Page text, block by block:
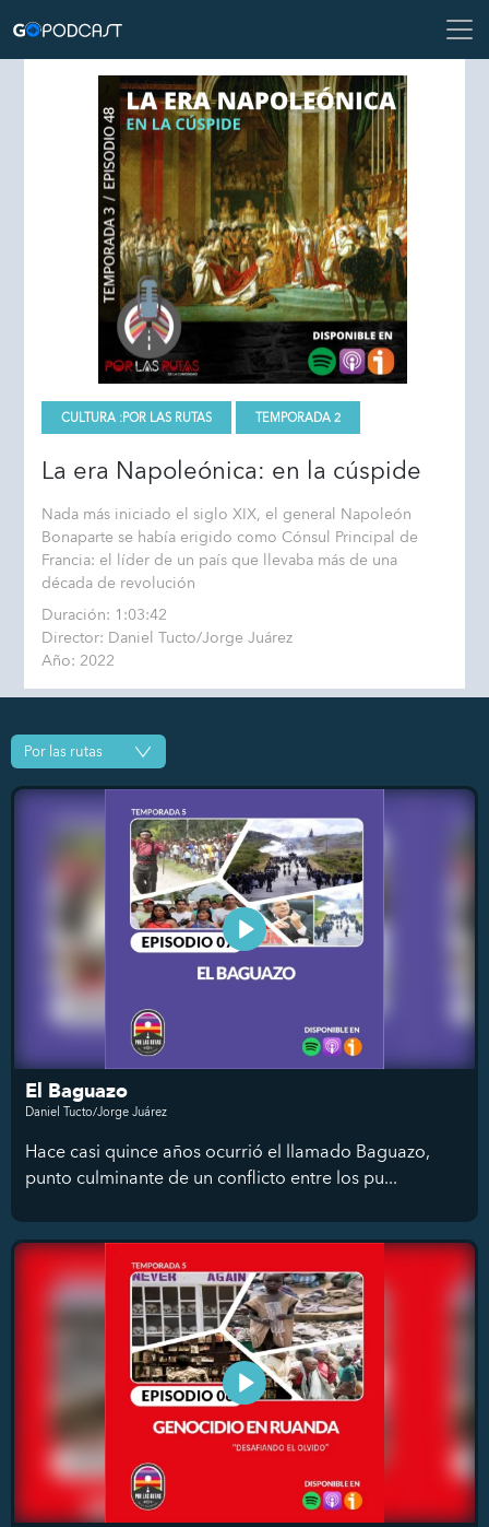
CULTURA :POR LAS RUTAS TEMPORADA 2
La era Napoleónica: en la cúspide
Nada más iniciado el siglo XIX, el general Napoleón
Bonaparte se había erigido como Cónsul Principal de
Francia: el líder de un país que llevaba más de una
década de revolución
Duración: 1:03:42
Director: Daniel Tucto/Jorge Juárez
Año: 2022
El Baguazo
Daniel Tucto/Jorge Juárez
Hace casi quince años ocurrió el llamado Baguazo,
punto culminante de un conflicto entre los pu...